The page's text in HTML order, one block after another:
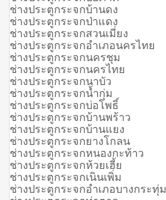
ช่างประตูกระจกบ้านดง
ช่างประตูกระจกป่าแดง
ช่างประตูกระจกสวนเมี่ยง
ช่างประตูกระจกอำเภอนครไทย
ช่างประตูกระจกนครชุม
ช่างประตูกระจกนครไทย
ช่างประตูกระจกนาบัว
ช่างประตูกระจกน้ำกุ่ม
ช่างประตูกระจกบ่อโพธิ์
ช่างประตูกระจกบ้านพร้าว
ช่างประตูกระจกบ้านแยง
ช่างประตูกระจกยางโกลน
ช่างประตูกระจกหนองกะท้าว
ช่างประตูกระจกห้วยเฮี้ย
ช่างประตูกระจกเนินเพิ่ม
ช่างประตูกระจกอำเภอบางกระทุ่ม